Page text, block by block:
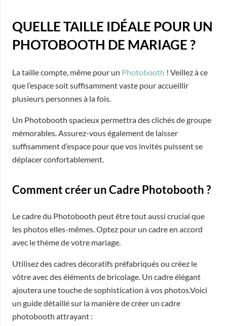
QUELLE TAILLE IDÉALE POUR UN
PHOTOBOOTH DE MARIAGE ?
La taille compte, même pour un Photobooth ! Veillez à ce
que l’espace soit suffisamment vaste pour accueillir
plusieurs personnes à la fois.
Un Photobooth spacieux permettra des clichés de groupe
mémorables. Assurez-vous également de laisser
suffisamment d’espace pour que vos invités puissent se
déplacer confortablement.
Comment créer un Cadre Photobooth ?
Le cadre du Photobooth peut être tout aussi crucial que
les photos elles-mêmes. Optez pour un cadre en accord
avec le thème de votre mariage.
Utilisez des cadres décoratifs préfabriqués ou créez le
vôtre avec des éléments de bricolage. Un cadre élégant
ajoutera une touche de sophistication à vos photos.Voici
un guide détaillé sur la manière de créer un cadre
photobooth attrayant :